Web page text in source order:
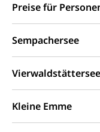
Preise für
Sempachersee
Vierwaldstättersee
Kleine Emme
Feuerwehr,
Alarmierung,